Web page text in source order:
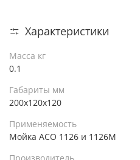
Характеристики
Масса кг
0.1
Габариты мм
200x120x120
Применяемость
Мойка АСО 1126 и 1126М
Производитель